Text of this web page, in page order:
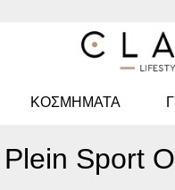
ΚΟΣΜΉΜΑΤΑ
Plein Sport